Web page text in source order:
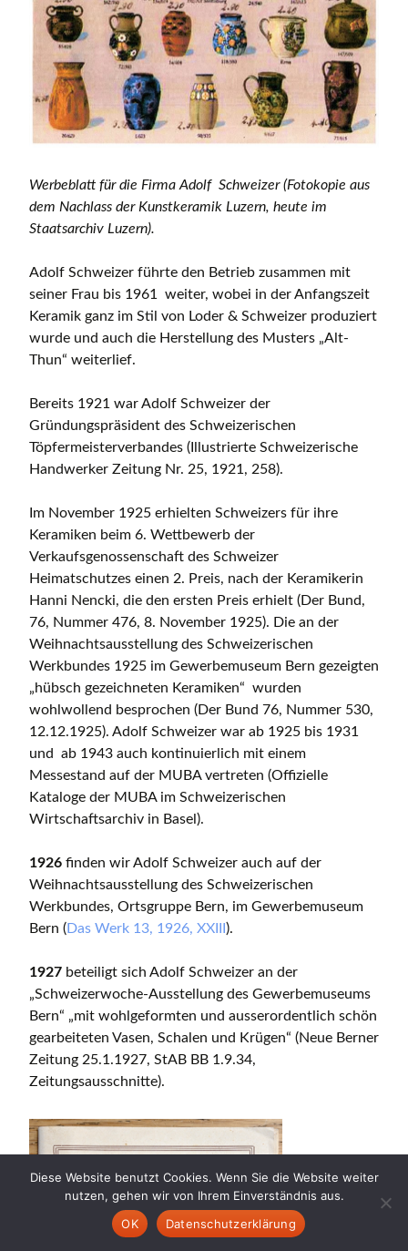
Werbeblatt für die Firma Adolf Schweizer (Fotokopie aus
dem Nachlass der Kunstkeramik Luzern, heute im
Staatsarchiv Luzern).
Adolf Schweizer führte den Betrieb zusammen mit
seiner Frau bis 1961 weiter, wobei in der Anfangszeit
Keramik ganz im Stil von Loder & Schweizer produziert
wurde und auch die Herstellung des Musters „Alt-
Thun“ weiterlief.
Bereits 1921 war Adolf Schweizer der
Gründungspräsident des Schweizerischen
Töpfermeisterverbandes (Illustrierte Schweizerische
Handwerker Zeitung Nr. 25, 1921, 258).
Im November 1925 erhielten Schweizers für ihre
Keramiken beim 6. Wettbewerb der
Verkaufsgenossenschaft des Schweizer
Heimatschutzes einen 2. Preis, nach der Keramikerin
Hanni Nencki, die den ersten Preis erhielt (Der Bund,
76, Nummer 476, 8. November 1925). Die an der
Weihnachtsausstellung des Schweizerischen
Werkbundes 1925 im Gewerbemuseum Bern gezeigten
„hübsch gezeichneten Keramiken“ wurden
wohlwollend besprochen (Der Bund 76, Nummer 530,
12.12.1925). Adolf Schweizer war ab 1925 bis 1931
und ab 1943 auch kontinuierlich mit einem
Messestand auf der MUBA vertreten (Offizielle
Kataloge der MUBA im Schweizerischen
Wirtschaftsarchiv in Basel).
1926 finden wir Adolf Schweizer auch auf der
Weihnachtsausstellung des Schweizerischen
Werkbundes, Ortsgruppe Bern, im Gewerbemuseum
Bern (Das Werk 13, 1926, XXIII ).
1927 beteiligt sich Adolf Schweizer an der
„Schweizerwoche-Ausstellung des Gewerbemuseums
Bern“ „mit wohlgeformten und ausserordentlich schön
gearbeiteten Vasen, Schalen und Krügen“ (Neue Berner
Zeitung 25.1.1927, StAB BB 1.9.34,
Zeitungsausschnitte).
Diese Website benutzt Cookies. Wenn Sie die Website weiter
nutzen, gehen wir von Ihrem Einverständnis aus.
OK
Datenschutzerklärung